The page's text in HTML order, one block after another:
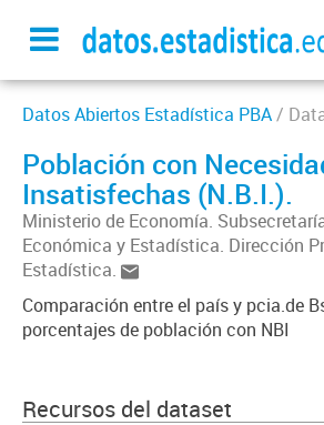
Datos Abiertos Estadística PBA/
Población con
Insatisfechas (N.B.I.).
Ministerio de Economía.
Económica y Estadística. Dirección
Estadística.
Comparación entre el país y pcia.de
porcentajes de población con NBI
Recursos del dataset